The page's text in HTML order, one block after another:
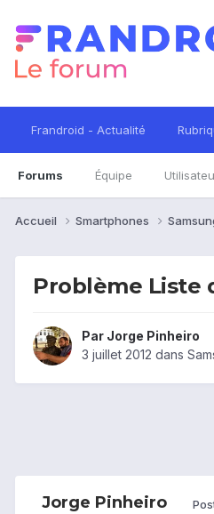
Frandroid - Actualité
Forums Équipe
Accueil Smartphones
Problème Liste
Par Jorge Pinheiro
3 juillet 2012 dans
Jorge Pinheiro